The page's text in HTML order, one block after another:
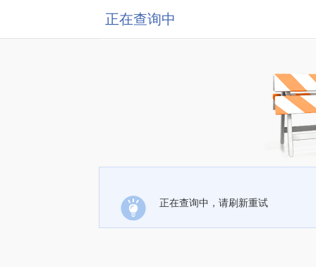
正在查询中
正在查询中，请刷新重试